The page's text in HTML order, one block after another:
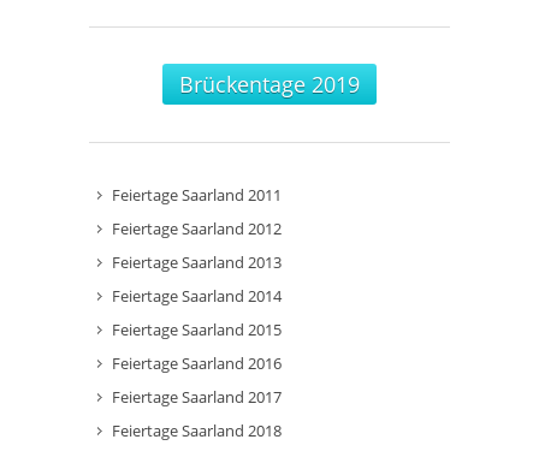
Brückentage 2019
Feiertage Saarland 2011
Feiertage Saarland 2012
Feiertage Saarland 2013
Feiertage Saarland 2014
Feiertage Saarland 2015
Feiertage Saarland 2016
Feiertage Saarland 2017
Feiertage Saarland 2018